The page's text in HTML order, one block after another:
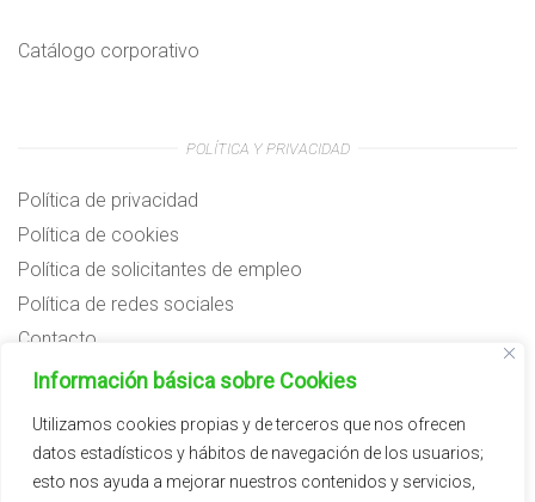
Información básica sobre Cookies
Utilizamos cookies propias y de terceros que nos ofrecen
datos estadísticos y hábitos de navegación de los usuarios;
esto nos ayuda a mejorar nuestros contenidos y servicios,
Catálogo corporativo
POLÍTICA Y PRIVACIDAD
Política de privacidad
Política de cookies
Política de solicitantes de empleo
Política de redes sociales
Contacto
Preguntas frecuentes
Subvenciones